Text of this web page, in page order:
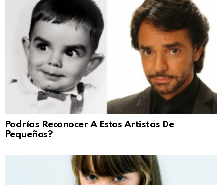
Podrías Reconocer A Estos Artistas De
Pequeños?